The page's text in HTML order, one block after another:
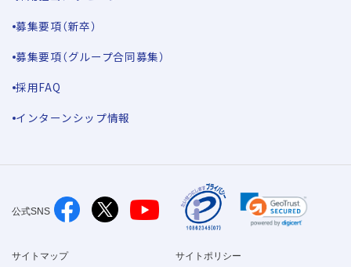
募集要項（新卒）
募集要項（グループ合同募集）
採用FAQ
インターンシップ情報
公式SNS
サイトマップ サイトポリシー